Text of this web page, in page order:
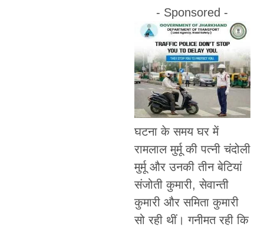
- Sponsored -
घटना के समय घर में
रामलाल मुर्मू की पत्नी चंदोली
मुर्मू और उनकी तीन बेटियां
संजोती कुमारी, सेवान्ती
कुमारी और समिता कुमारी
सो रही थीं। गनीमत रही कि